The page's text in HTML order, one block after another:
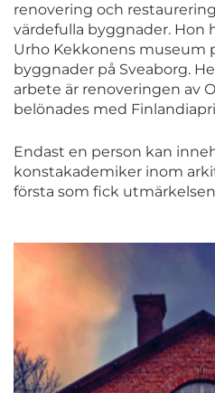
renovering och
värdefulla byggnader. Hon
Urho Kekkonens museum
byggnader på Sveaborg.
arbete är renoveringen av
belönades med
Endast en person kan
konstakademiker inom
första som fick